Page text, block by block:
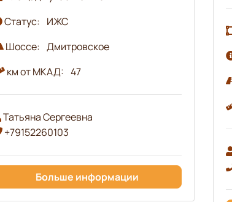
Статус: ИЖС
Шоссе: Дмитровское
км от МКАД: 47
Татьяна Сергеевна
+79152260103
Больше информации